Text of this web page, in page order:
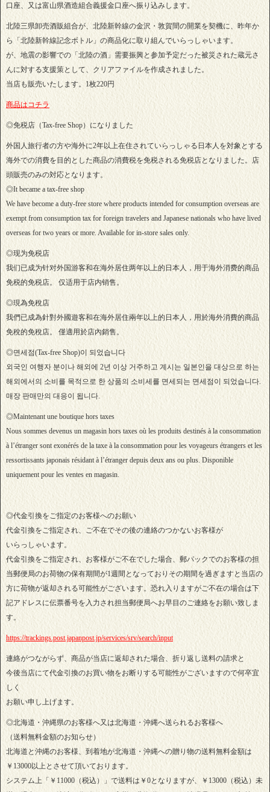
口座、又は富山県酒造組合義援金口座へ振り込みします。
北陸三県卸売酒販組合が、北陸新幹線の金沢・敦賀間の開業を契機に、昨年か
ら「北陸新幹線記念ボトル」の商品化に取り組んでいらっしゃいます。
が、地震の影響での「北陸の酒」需要振興と参加予定だった被災された蔵元さ
んに対する支援策として、クリアファイルを作成されました。
当店も販売いたします。1枚220円
商品はコチラ
◎免税店（Tax-free Shop）になりました
外国人旅行者の方や海外に2年以上在住されていらっしゃる日本人を対象とする
海外での消費を目的とした商品の消費税を免税される免税店となりました。店
頭販売のみの対応となります。
◎It became a tax-free shop
We have become a duty-free store where products intended for consumption overseas are
exempt from consumption tax for foreign travelers and Japanese nationals who have lived
overseas for two years or more. Available for in-store sales only.
◎现为免税店
我们已成为针对外国游客和在海外居住两年以上的日本人，用于海外消费的商品
免税的免税店。 仅适用于店内销售。
◎現為免稅店
我們已成為針對外國遊客和在海外居住兩年以上的日本人，用於海外消費的商品
免稅的免稅店。 僅適用於店內銷售。
◎면세점(Tax-free Shop)이 되었습니다
외국인 여행자 분이나 해외에 2년 이상 거주하고 계시는 일본인을 대상으로 하는
해외에서의 소비를 목적으로 한 상품의 소비세를 면세되는 면세점이 되었습니다.
매장 판매만의 대응이 됩니다.
◎Maintenant une boutique hors taxes
Nous sommes devenus un magasin hors taxes où les produits destinés à la consommation
à l’étranger sont exonérés de la taxe à la consommation pour les voyageurs étrangers et les
ressortissants japonais résidant à l’étranger depuis deux ans ou plus. Disponible
uniquement pour les ventes en magasin.
◎代金引換をご指定のお客様へのお願い
代金引換をご指定され、ご不在でその後の連絡のつかないお客様が
いらっしゃいます。
代金引換をご指定され、お客様がご不在でした場合、郵パックでのお客様の担
当郵便局のお荷物の保有期間が1週間となっておりその期間を過ぎますと当店の
方に荷物が返却される可能性がございます。恐れ入りますがご不在の場合は下
記アドレスに伝票番号を入力され担当郵便局へお早目のご連絡をお願い致しま
す。
https://trackings.post.japanpost.jp/services/srv/search/input
連絡がつながらず、商品が当店に返却された場合、折り返し送料の請求と
今後当店にて代金引換のお買い物をお断りする可能性がございますので何卒宜
しく
お願い申し上げます。
◎北海道・沖縄県のお客様へ又は北海道・沖縄へ送られるお客様へ
（送料無料金額のお知らせ）
北海道と沖縄のお客様、到着地が北海道・沖縄への贈り物の送料無料金額は
￥13000以上とさせて頂いております。
システム上「￥11000（税込）」で送料は￥0となりますが、￥13000（税込）未